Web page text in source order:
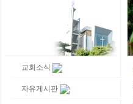
교회소식
자유게시판